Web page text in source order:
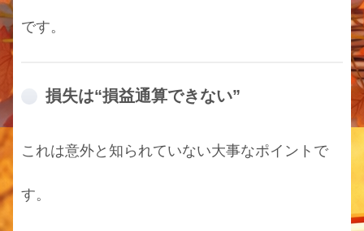
です。
損失は“損益通算できない”
これは意外と知られていない大事なポイントで
す。